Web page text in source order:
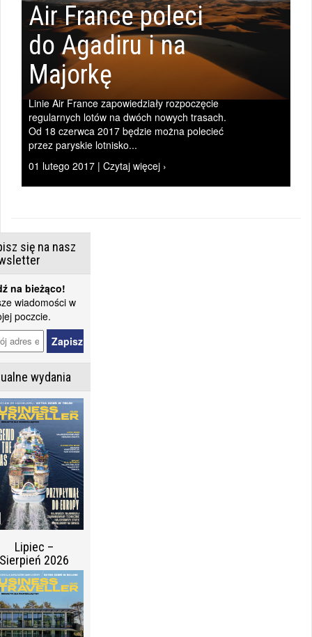
Air France poleci
do Agadiru i na
Majorkę
Linie Air France zapowiedziały rozpoczęcie
regularnych lotów na dwóch nowych trasach.
Od 18 czerwca 2017 będzie można polecieć
przez paryskie lotnisko...
01 lutego 2017 | Czytaj więcej ›
się na nasz
na bieżąco!
wiadomości w
poczcie.
wydania
Lipiec –
2026